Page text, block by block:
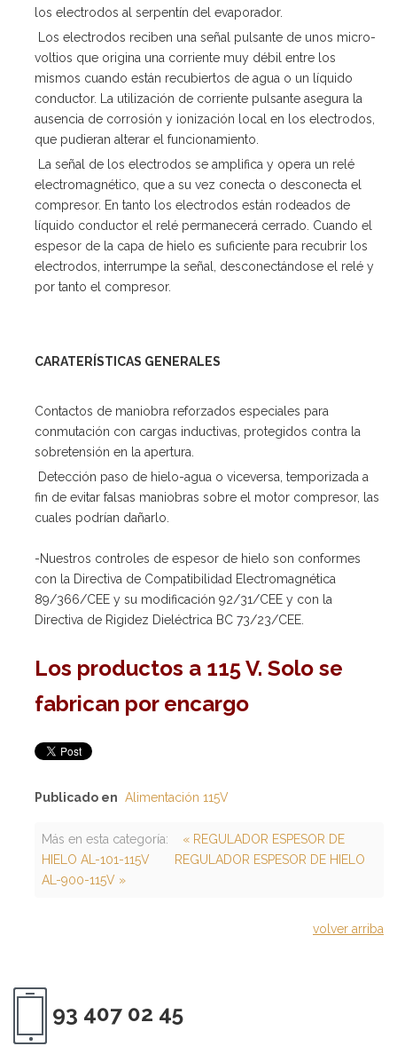
los electrodos al serpentín del evaporador.
Los electrodos reciben una señal pulsante de unos micro-
voltios que origina una corriente muy débil entre los
mismos cuando están recubiertos de agua o un líquido
conductor. La utilización de corriente pulsante asegura la
ausencia de corrosión y ionización local en los electrodos,
que pudieran alterar el funcionamiento.
La señal de los electrodos se amplifica y opera un relé
electromagnético, que a su vez conecta o desconecta el
compresor. En tanto los electrodos están rodeados de
líquido conductor el relé permanecerá cerrado. Cuando el
espesor de la capa de hielo es suficiente para recubrir los
electrodos, interrumpe la señal, desconectándose el relé y
por tanto el compresor.
CARATERÍSTICAS GENERALES
Contactos de maniobra reforzados especiales para
conmutación con cargas inductivas, protegidos contra la
sobretensión en la apertura.
Detección paso de hielo-agua o viceversa, temporizada a
fin de evitar falsas maniobras sobre el motor compresor, las
cuales podrían dañarlo.
-Nuestros controles de espesor de hielo son conformes
con la Directiva de Compatibilidad Electromagnética
89/366/CEE y su modificación 92/31/CEE y con la
Directiva de Rigidez Dieléctrica BC 73/23/CEE.
Los productos a 115 V. Solo se
fabrican por encargo
Publicado en Alimentación 115V
Más en esta categoría:
« REGULADOR ESPESOR DE
HIELO AL-101-115V
REGULADOR ESPESOR DE HIELO
AL-900-115V »
volver arriba
93 407 02 45